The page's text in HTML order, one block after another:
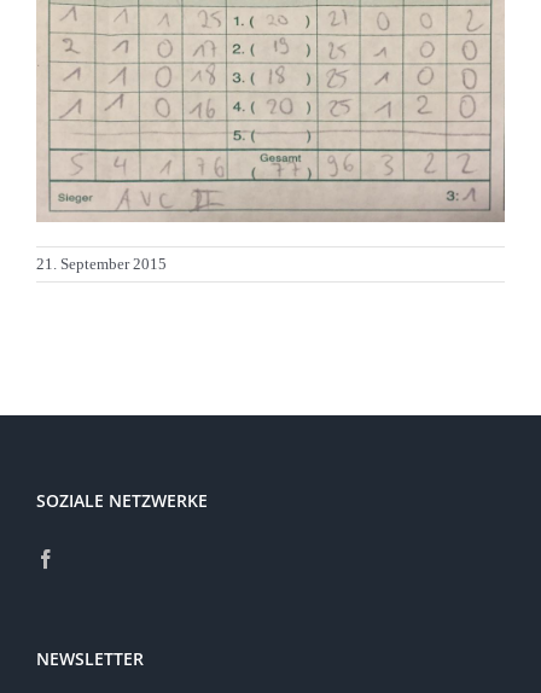
Mitglied werden
21. September 2015
SOZIALE NETZWERKE
NEWSLETTER